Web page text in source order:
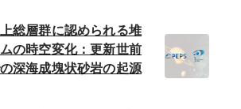
総層群に認められる堆
の時空変化：更新世前
深海成塊状砂岩の起源